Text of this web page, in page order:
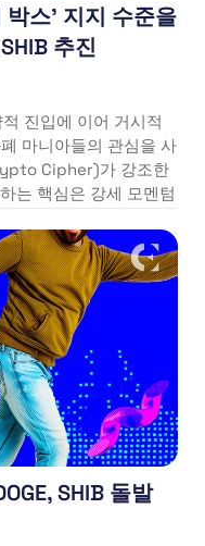
스’ 지지 수준을
추진
진입에 이어 거시적
마니아들의 관심을 사
Cipher)가 강조한
는 핵심은 강세 모멘텀
SHIB 돌발